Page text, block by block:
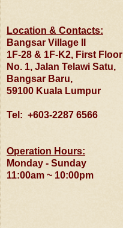
Location & Contacts:
Bangsar Village II
1F-28 & 1F-K2, First Floor
No. 1, Jalan Telawi Satu,
Bangsar Baru,
59100 Kuala Lumpur
Tel: +603-2287 6566
Operation Hours:
Monday - Sunday
11:00am ~ 10:00pm